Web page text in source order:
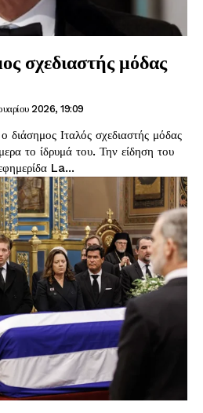
σχεδιαστής μόδας
2026, 19:09
διάσημος Ιταλός σχεδιαστής μόδας
του. Την είδηση του
La...